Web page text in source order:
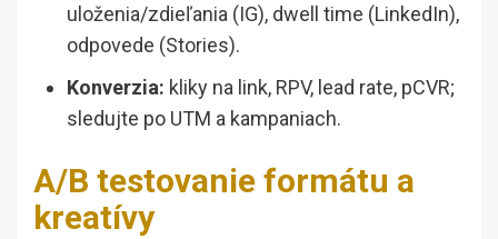
uloženia/zdieľania (IG), dwell time (LinkedIn),
odpovede (Stories).
Konverzia: kliky na link, RPV, lead rate, pCVR;
sledujte po UTM a kampaniach.
A/B testovanie formátu a
kreatívy